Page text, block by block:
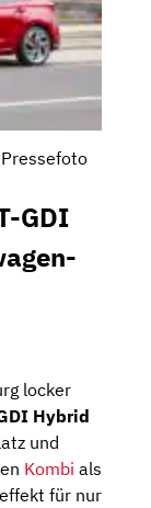
GDI
locker
Hybrid
und
Kombi als
für nur